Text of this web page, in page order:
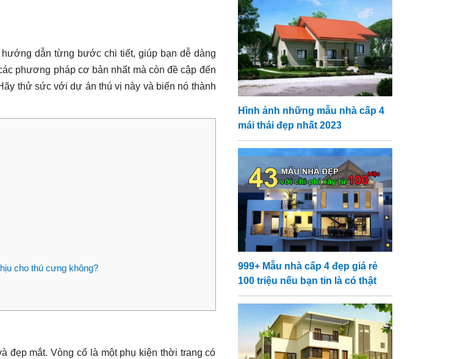
dẫn từng bước chi tiết, giúp bạn dễ dàng
phương pháp cơ bản nhất mà còn đề cập đến
thử sức với dự án thú vị này và biến nó thành
cho thú cưng không?
đẹp mắt. Vòng cổ là một phụ kiện thời trang có
Hình ảnh những mẫu nhà cấp 4
mái thái đẹp nhất 2023
999+ Mẫu nhà cấp 4 đẹp giá rẻ
100 triệu nếu bạn tin là có thật